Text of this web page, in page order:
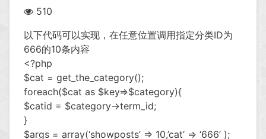
510
以下代码可以实现，在任意位置调用指定分类ID为
666的10条内容
<?php
$cat = get_the_category();
foreach($cat as $key=>$category){
$catid = $category->term_id;
}
$args = array(‘showposts’ => 10,’cat’ => ‘666’ );